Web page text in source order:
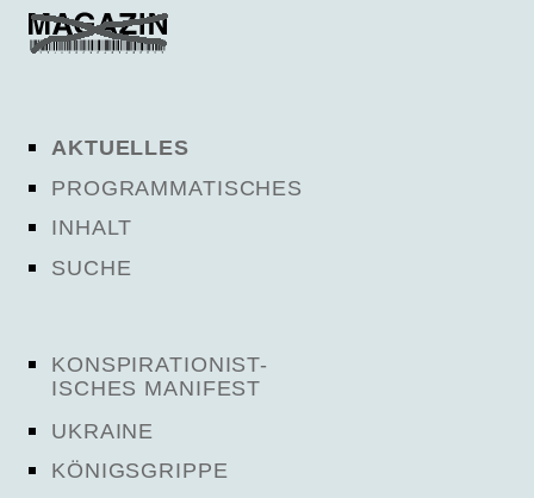
AKTUELLES
PROGRAMMATISCHES
INHALT
SUCHE
KONSPIRATIONIST-
ISCHES MANIFEST
UKRAINE
KÖNIGSGRIPPE